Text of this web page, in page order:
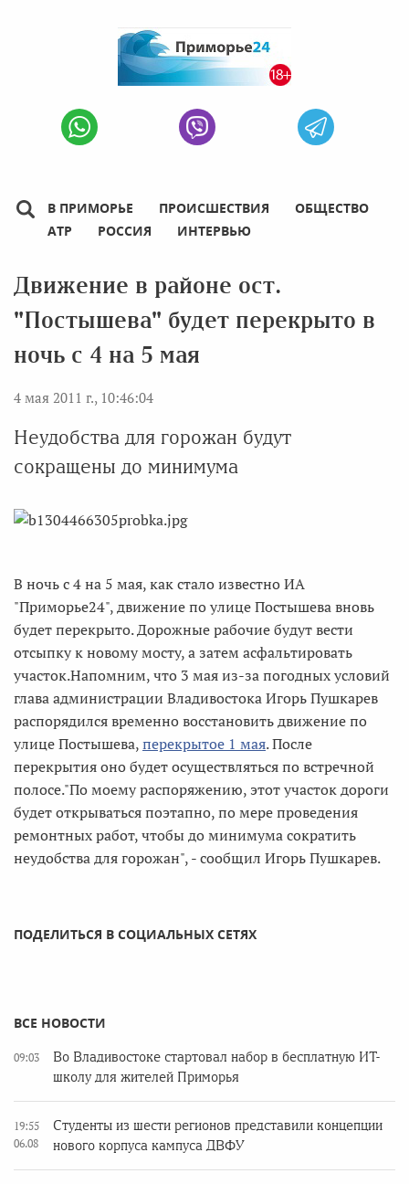
В ПРИМОРЬЕ ПРОИСШЕСТВИЯ
ОБЩЕСТВО
АТР
РОССИЯ ИНТЕРВЬЮ
Движение в районе ост.
"Постышева" будет перекрыто в
ночь с 4 на 5 мая
4 мая 2011 г., 10:46:04
Неудобства для горожан будут
сокращены до минимума
В ночь с 4 на 5 мая, как стало известно ИА
"Приморье24", движение по улице Постышева вновь
будет перекрыто. Дорожные рабочие будут вести
отсыпку к новому мосту, а затем асфальтировать
участок.Напомним, что 3 мая из-за погодных условий
глава администрации Владивостока Игорь Пушкарев
распорядился временно восстановить движение по
улице Постышева,перекрытое 1 мая. После
перекрытия оно будет осуществляться по встречной
полосе."По моему распоряжению, этот участок дороги
будет открываться поэтапно, по мере проведения
ремонтных работ, чтобы до минимума сократить
неудобства для горожан", - сообщил Игорь Пушкарев.
ПОДЕЛИТЬСЯ В СОЦИАЛЬНЫХ СЕТЯХ
ВСЕ НОВОСТИ
09:03
Во Владивостоке стартовал набор в бесплатную ИТ-
школу для жителей Приморья
19:55
06.08
Студенты из шести регионов представили концепции
нового корпуса кампуса ДВФУ